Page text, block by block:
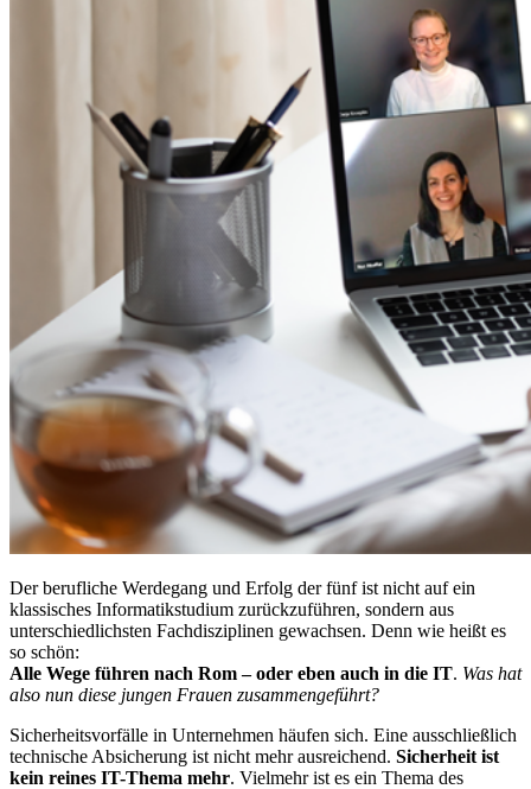
Der berufliche Werdegang und Erfolg der fünf ist nicht auf ein
klassisches Informatikstudium zurückzuführen, sondern aus
unterschiedlichsten Fachdisziplinen gewachsen. Denn wie heißt es
so schön:
Alle Wege führen nach Rom – oder eben auch in die IT. Was hat
also nun diese jungen Frauen zusammengeführt?
Sicherheitsvorfälle in Unternehmen häufen sich. Eine ausschließlich
technische Absicherung ist nicht mehr ausreichend. Sicherheit ist
kein reines IT-Thema mehr. Vielmehr ist es ein Thema des